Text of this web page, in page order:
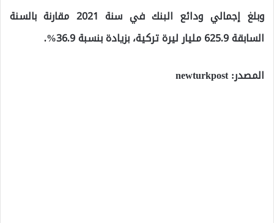
وبلغ إجمالي ودائع البنك في سنة 2021 مقارنة بالسنة
السابقة 625.9 مليار ليرة تركية، بزيادة بنسبة 36.9%.
المصدر: newturkpost